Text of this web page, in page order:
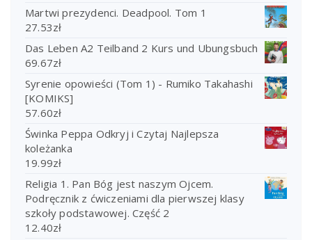
Martwi prezydenci. Deadpool. Tom 1
27.53zł
Das Leben A2 Teilband 2 Kurs und Ubungsbuch
69.67zł
Syrenie opowieści (Tom 1) - Rumiko Takahashi
[KOMIKS]
57.60zł
Świnka Peppa Odkryj i Czytaj Najlepsza
koleżanka
19.99zł
Religia 1. Pan Bóg jest naszym Ojcem.
Podręcznik z ćwiczeniami dla pierwszej klasy
szkoły podstawowej. Część 2
12.40zł